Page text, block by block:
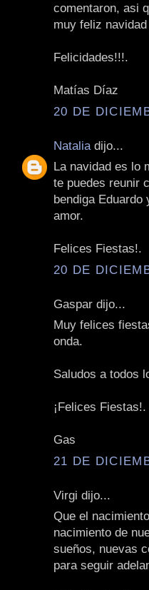
comentaron, asi
muy feliz
Felicidades!!!.
Matías Díaz
20 DE
Natalia dijo...
La navidad es lo
te puedes reunir
bendiga
amor.
Felices Fiestas!.
20 DE
Gaspar dijo...
Muy felices
onda.
Saludos a todos
¡Felices Fiestas!.
Gas
21 DE
Virgi dijo...
Que el
nacimiento de
sueños, nuevas
para seguir